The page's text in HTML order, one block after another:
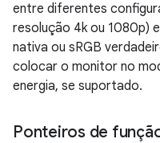
entre diferentes
resolução 4k ou 1080p)
nativa ou sRGB
colocar o monitor no
energia, se suportado.
Ponteiros de